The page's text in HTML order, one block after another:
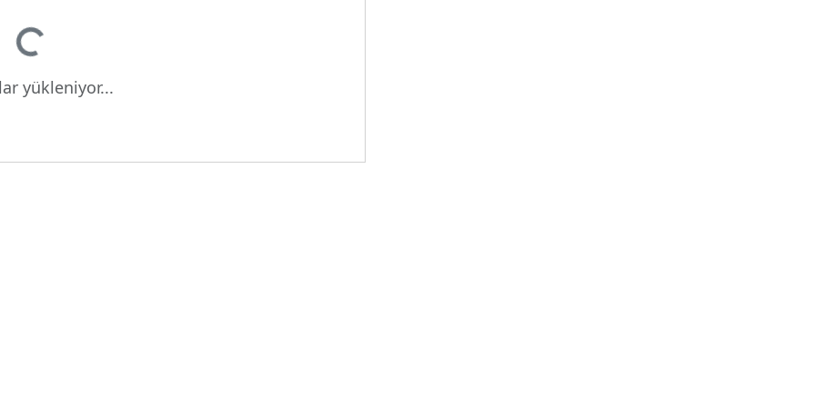
yükleniyor...